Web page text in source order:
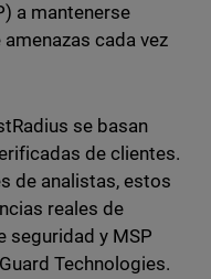
a mantenerse
cada vez
se basan
de clientes.
de analistas, estos
reales de
seguridad y MSP
Technologies.